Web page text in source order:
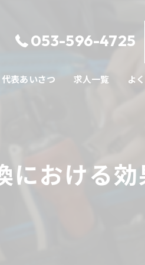
053-596-4725
代表あいさつ 求人一覧 よ
における効